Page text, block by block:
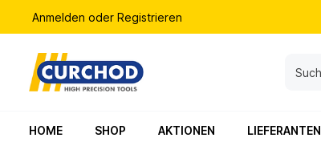
Anmelden oder Registrieren
HOME SHOP AKTIONEN LIEFERANTEN